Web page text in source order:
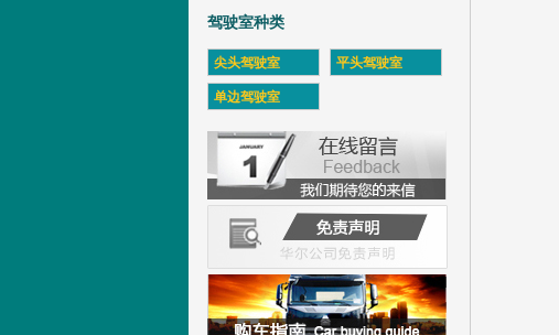
驾驶室种类
尖头驾驶室 平头驾驶室
单边驾驶室